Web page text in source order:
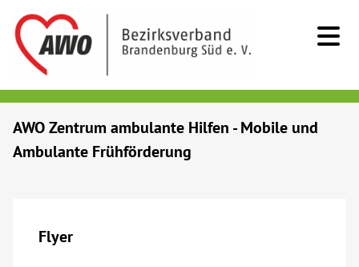
Senioren
Beratung & Hilfe
AWO Zentrum ambulante Hilfen - Mobile und
Ambulante Frühförderung
Flyer